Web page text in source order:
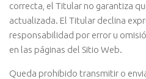
correcta, el Titular no garantiza
actualizada. El Titular declina
responsabilidad por error u
en las páginas del Sitio Web.
Queda prohibido transmitir o